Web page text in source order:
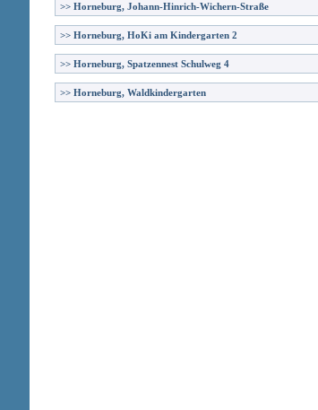
>> Horneburg, Johann-Hinrich-Wichern-Straße
>> Horneburg, HoKi am Kindergarten 2
>> Horneburg, Spatzennest Schulweg 4
>> Horneburg, Waldkindergarten